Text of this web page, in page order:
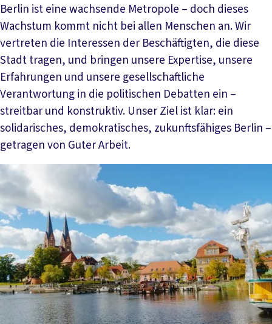
Berlin ist eine wachsende Metropole – doch dieses
Wachstum kommt nicht bei allen Menschen an. Wir
vertreten die Interessen der Beschäftigten, die diese
Stadt tragen, und bringen unsere Expertise, unsere
Erfahrungen und unsere gesellschaftliche
Verantwortung in die politischen Debatten ein –
streitbar und konstruktiv. Unser Ziel ist klar: ein
solidarisches, demokratisches, zukunftsfähiges Berlin –
getragen von Guter Arbeit.
Mehr lesen